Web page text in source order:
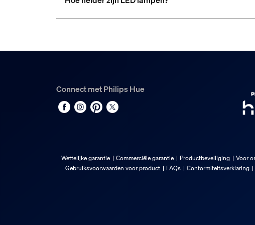
Connect met Philips Hue
Wettelijke garantie Commerciële garantie Productbeveiliging Voor
Gebruiksvoorwaarden voor product
FAQs Conformiteitsverklaring